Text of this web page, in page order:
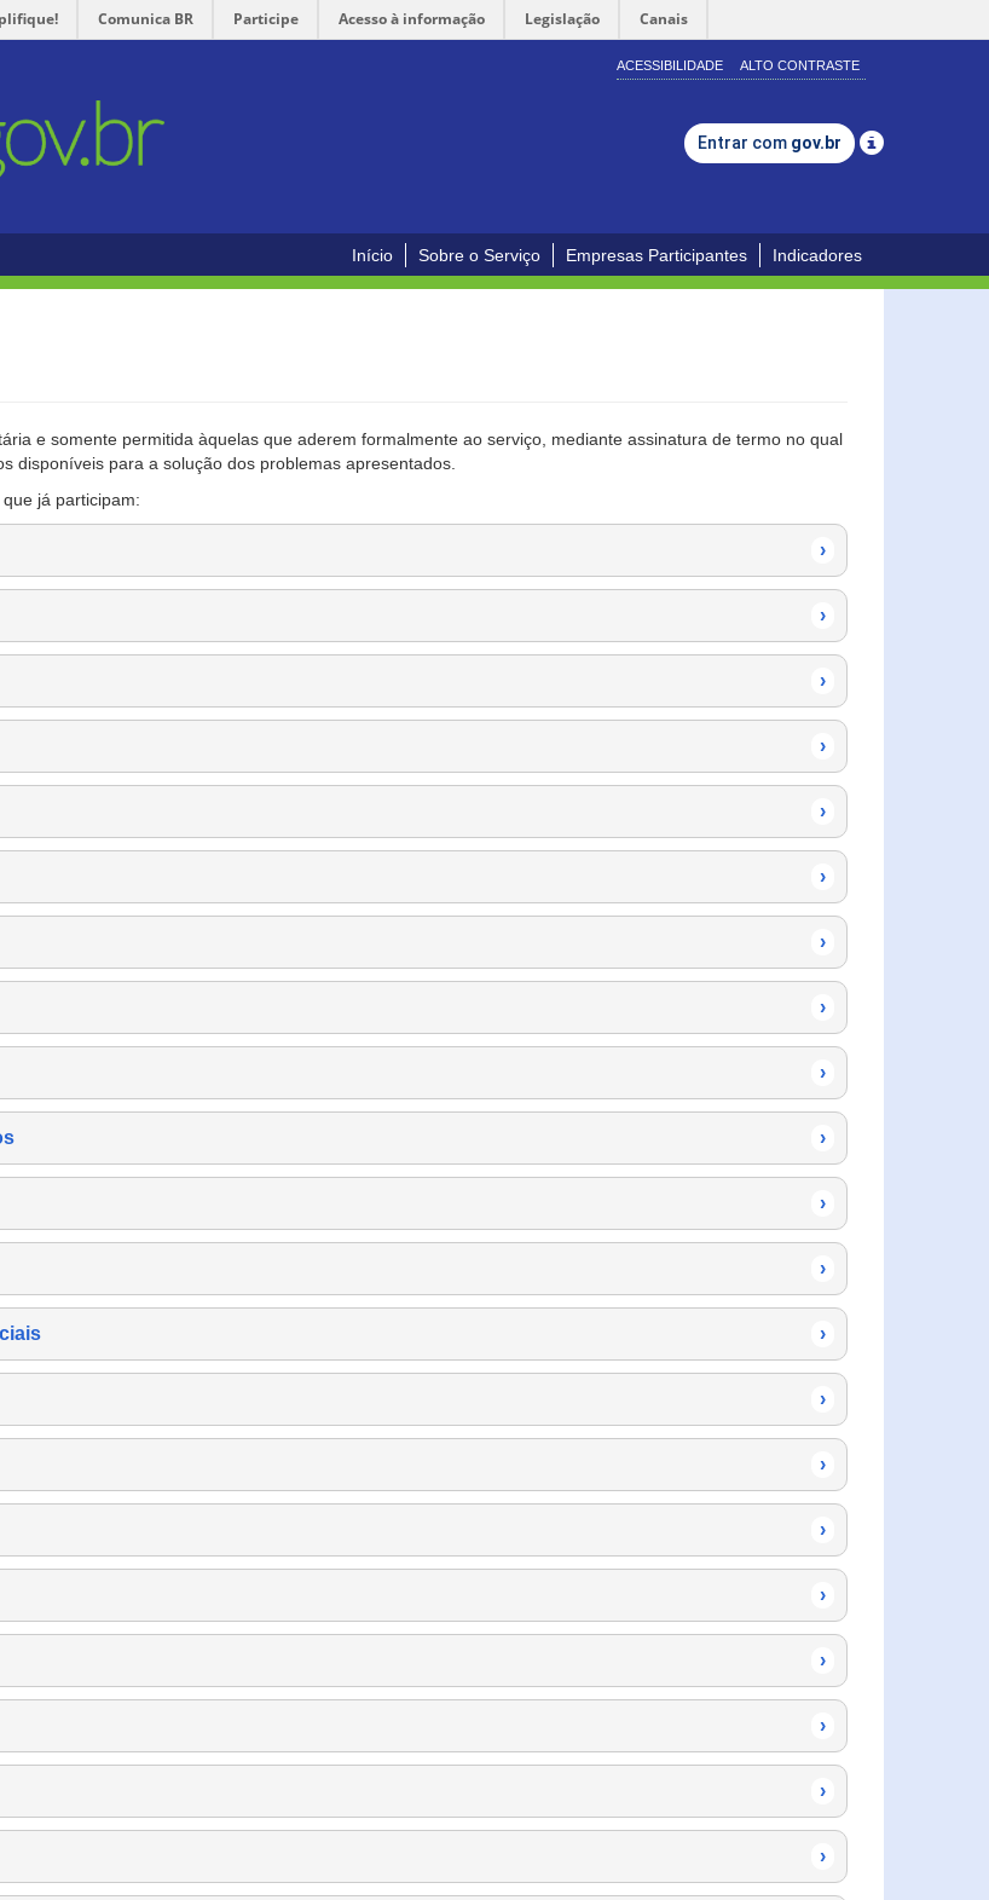
Comunica BR Participe Acesso à informação Legislação Canais
ACESSIBILIDADE ALTO CONTRASTE
Entrar com gov.br
Início Sobre o Serviço Empresas Participantes Indicadores
e somente permitida àquelas que aderem formalmente ao serviço, mediante assinatura de termo no qual
disponíveis para a solução dos problemas apresentados.
já participam:
›
›
›
›
›
›
›
›
›
›
›
›
›
›
›
›
›
›
›
›
›